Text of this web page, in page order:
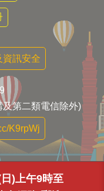
)上午9時至
資訊安全
第二類電信除外)
K9rpWj